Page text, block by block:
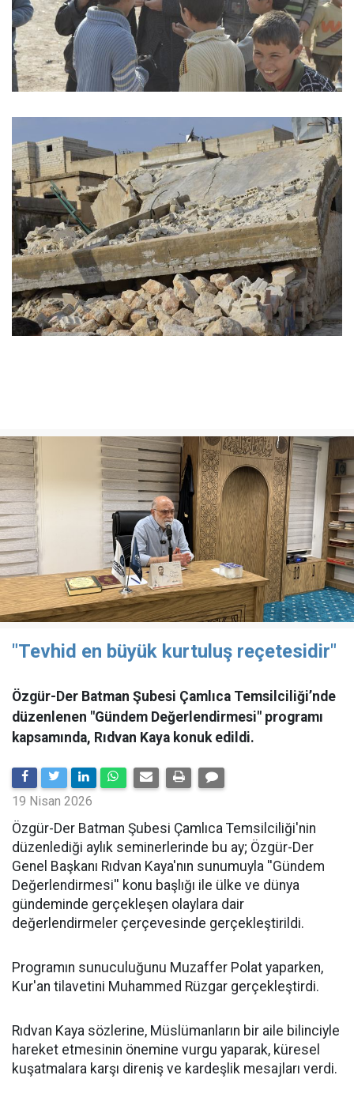
"Tevhid en büyük kurtuluş reçetesidir"
Özgür-Der Batman Şubesi Çamlıca Temsilciliği’nde
düzenlenen "Gündem Değerlendirmesi" programı
kapsamında, Rıdvan Kaya konuk edildi.
19 Nisan 2026
​Özgür-Der Batman Şubesi Çamlıca Temsilciliği'nin
düzenlediği aylık seminerlerinde bu ay; Özgür-Der
Genel Başkanı Rıdvan Kaya'nın sunumuyla ''Gündem
Değerlendirmesi'' konu başlığı ile ülke ve dünya
gündeminde gerçekleşen olaylara dair
değerlendirmeler çerçevesinde gerçekleştirildi.
Programın sunuculuğunu Muzaffer Polat yaparken,
Kur'an tilavetini Muhammed Rüzgar gerçekleştirdi.
Rıdvan Kaya sözlerine, Müslümanların bir aile bilinciyle
hareket etmesinin önemine vurgu yaparak, küresel
kuşatmalara karşı direniş ve kardeşlik mesajları verdi.